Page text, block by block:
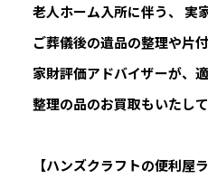
老人ホーム入所に伴う、 実
ご葬儀後の遺品の整理や片
家財評価アドバイザーが、
整理の品のお買取もいたして
【ハンズクラフトの便利屋